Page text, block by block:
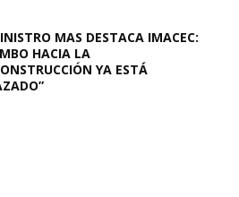
MAS DESTACA IMACEC:
HACIA LA
YA ESTÁ